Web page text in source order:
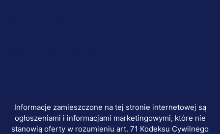
Informacje zamieszczone na tej stronie internetowej są
ogłoszeniami i informacjami marketingowymi, które nie
stanowią oferty w rozumieniu art. 71 Kodeksu Cywilnego